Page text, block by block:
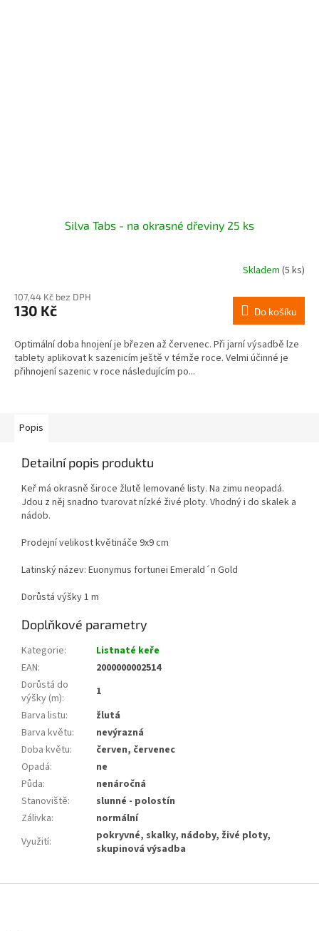
Silva Tabs - na okrasné dřeviny 25 ks
Skladem (5 ks)
107,44 Kč bez DPH
130 Kč Do košíku
Optimální doba hnojení je březen až červenec. Při jarní výsadbě lze
tablety aplikovat k sazenicím ještě v témže roce. Velmi účinné je
přihnojení sazenic v roce následujícím po...
Popis
Detailní popis produktu
Keř má okrasně široce žlutě lemované listy. Na zimu neopadá.
Jdou z něj snadno tvarovat nízké živé ploty. Vhodný i do skalek a
nádob.
Prodejní velikost květináče 9x9 cm
Latinský název: Euonymus fortunei Emerald´n Gold
Dorůstá výšky 1 m
Doplňkové parametry
Kategorie:
Listnaté keře
EAN:
2000000002514
Dorůstá do
výšky (m):
1
Barva listu:
žlutá
Barva květu:
nevýrazná
Doba květu:
červen, červenec
Opadá:
ne
Půda:
nenáročná
Stanoviště:
slunné - polostín
Zálivka:
normální
Využití:
pokryvné, skalky, nádoby, živé ploty,
skupinová výsadba